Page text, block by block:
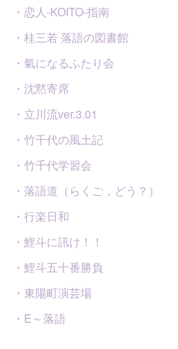
・恋人-KOITO-指南
・桂三若 落語の図書館
・氣になるふたり会
・沈黙寄席
・立川流ver.3.01
・竹千代の風土記
・竹千代学習会
・落語道（らくご，どう？）
・行楽日和
・鯉斗に訊け！！
・鯉斗五十番勝負
・東陽町演芸場
・E～落語